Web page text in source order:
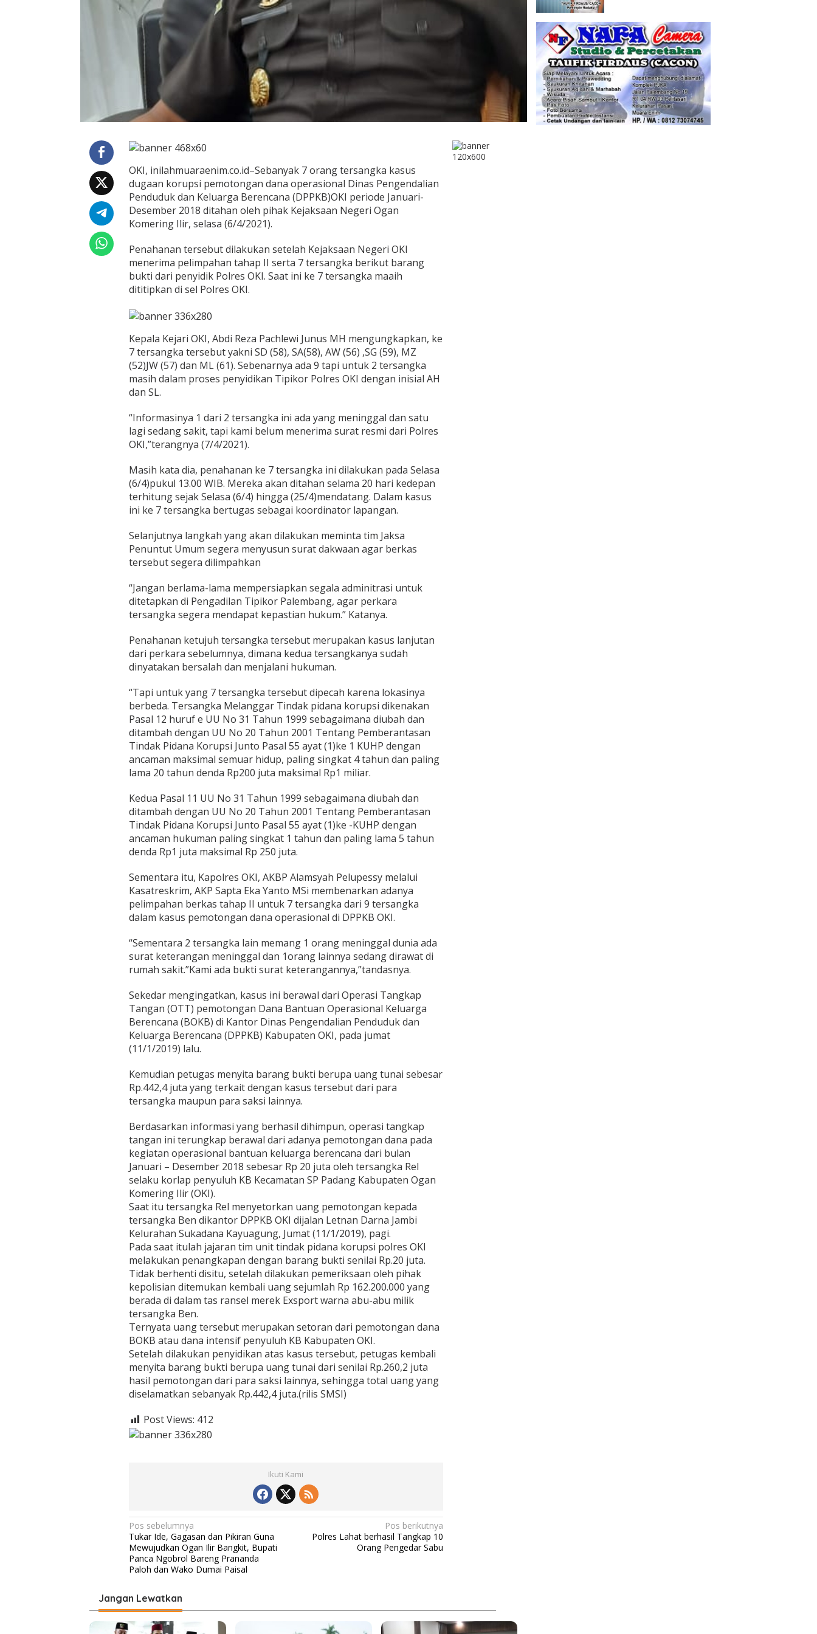
o
p
s
D
P
O
I
.
OKI, inilahmuaraenim.co.id–Sebanyak 7 orang tersangka kasus
dugaan korupsi pemotongan dana operasional Dinas Pengendalian
Penduduk dan Keluarga Berencana (DPPKB)OKI periode Januari-
Desember 2018 ditahan oleh pihak Kejaksaan Negeri Ogan
Komering Ilir, selasa (6/4/2021).
Penahanan tersebut dilakukan setelah Kejaksaan Negeri OKI
menerima pelimpahan tahap II serta 7 tersangka berikut barang
bukti dari penyidik Polres OKI. Saat ini ke 7 tersangka maaih
dititipkan di sel Polres OKI.
Kepala Kejari OKI, Abdi Reza Pachlewi Junus MH mengungkapkan, ke
7 tersangka tersebut yakni SD (58), SA(58), AW (56) ,SG (59), MZ
(52)JW (57) dan ML (61). Sebenarnya ada 9 tapi untuk 2 tersangka
masih dalam proses penyidikan Tipikor Polres OKI dengan inisial AH
dan SL.
“Informasinya 1 dari 2 tersangka ini ada yang meninggal dan satu
lagi sedang sakit, tapi kami belum menerima surat resmi dari Polres
OKI,”terangnya (7/4/2021).
Masih kata dia, penahanan ke 7 tersangka ini dilakukan pada Selasa
(6/4)pukul 13.00 WIB. Mereka akan ditahan selama 20 hari kedepan
terhitung sejak Selasa (6/4) hingga (25/4)mendatang. Dalam kasus
ini ke 7 tersangka bertugas sebagai koordinator lapangan.
Selanjutnya langkah yang akan dilakukan meminta tim Jaksa
Penuntut Umum segera menyusun surat dakwaan agar berkas
tersebut segera dilimpahkan
“Jangan berlama-lama mempersiapkan segala adminitrasi untuk
ditetapkan di Pengadilan Tipikor Palembang, agar perkara
tersangka segera mendapat kepastian hukum.” Katanya.
Penahanan ketujuh tersangka tersebut merupakan kasus lanjutan
dari perkara sebelumnya, dimana kedua tersangkanya sudah
dinyatakan bersalah dan menjalani hukuman.
“Tapi untuk yang 7 tersangka tersebut dipecah karena lokasinya
berbeda. Tersangka Melanggar Tindak pidana korupsi dikenakan
Pasal 12 huruf e UU No 31 Tahun 1999 sebagaimana diubah dan
ditambah dengan UU No 20 Tahun 2001 Tentang Pemberantasan
Tindak Pidana Korupsi Junto Pasal 55 ayat (1)ke 1 KUHP dengan
ancaman maksimal semuar hidup, paling singkat 4 tahun dan paling
lama 20 tahun denda Rp200 juta maksimal Rp1 miliar.
Kedua Pasal 11 UU No 31 Tahun 1999 sebagaimana diubah dan
ditambah dengan UU No 20 Tahun 2001 Tentang Pemberantasan
Tindak Pidana Korupsi Junto Pasal 55 ayat (1)ke -KUHP dengan
ancaman hukuman paling singkat 1 tahun dan paling lama 5 tahun
denda Rp1 juta maksimal Rp 250 juta.
Sementara itu, Kapolres OKI, AKBP Alamsyah Pelupessy melalui
Kasatreskrim, AKP Sapta Eka Yanto MSi membenarkan adanya
pelimpahan berkas tahap II untuk 7 tersangka dari 9 tersangka
dalam kasus pemotongan dana operasional di DPPKB OKI.
“Sementara 2 tersangka lain memang 1 orang meninggal dunia ada
surat keterangan meninggal dan 1orang lainnya sedang dirawat di
rumah sakit.”Kami ada bukti surat keterangannya,”tandasnya.
Sekedar mengingatkan, kasus ini berawal dari Operasi Tangkap
Tangan (OTT) pemotongan Dana Bantuan Operasional Keluarga
Berencana (BOKB) di Kantor Dinas Pengendalian Penduduk dan
Keluarga Berencana (DPPKB) Kabupaten OKI, pada jumat
(11/1/2019) lalu.
Kemudian petugas menyita barang bukti berupa uang tunai sebesar
Rp.442,4 juta yang terkait dengan kasus tersebut dari para
tersangka maupun para saksi lainnya.
Berdasarkan informasi yang berhasil dihimpun, operasi tangkap
tangan ini terungkap berawal dari adanya pemotongan dana pada
kegiatan operasional bantuan keluarga berencana dari bulan
Januari – Desember 2018 sebesar Rp 20 juta oleh tersangka Rel
selaku korlap penyuluh KB Kecamatan SP Padang Kabupaten Ogan
Komering Ilir (OKI).
Saat itu tersangka Rel menyetorkan uang pemotongan kepada
tersangka Ben dikantor DPPKB OKI dijalan Letnan Darna Jambi
Kelurahan Sukadana Kayuagung, Jumat (11/1/2019), pagi.
Pada saat itulah jajaran tim unit tindak pidana korupsi polres OKI
melakukan penangkapan dengan barang bukti senilai Rp.20 juta.
Tidak berhenti disitu, setelah dilakukan pemeriksaan oleh pihak
kepolisian ditemukan kembali uang sejumlah Rp 162.200.000 yang
berada di dalam tas ransel merek Exsport warna abu-abu milik
tersangka Ben.
Ternyata uang tersebut merupakan setoran dari pemotongan dana
BOKB atau dana intensif penyuluh KB Kabupaten OKI.
Setelah dilakukan penyidikan atas kasus tersebut, petugas kembali
menyita barang bukti berupa uang tunai dari senilai Rp.260,2 juta
hasil pemotongan dari para saksi lainnya, sehingga total uang yang
diselamatkan sebanyak Rp.442,4 juta.(rilis SMSI)
Post Views: 412
Ikuti Kami
N
a
v
i
g
a
Pos sebelumnya
Tukar Ide, Gagasan dan Pikiran Guna
Mewujudkan Ogan Ilir Bangkit, Bupati
Panca Ngobrol Bareng Prananda
Paloh dan Wako Dumai Paisal
Pos berikutnya
Polres Lahat berhasil Tangkap 10
Orang Pengedar Sabu
Jangan Lewatkan